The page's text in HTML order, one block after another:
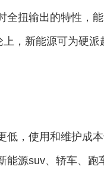
扭输出的特性，
，新能源可为硬
，使用和维护成
源suv、轿车、跑